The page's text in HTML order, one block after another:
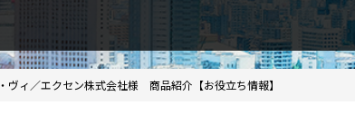
ィ／エクセン株式会社様 商品紹介【お役立ち情報】